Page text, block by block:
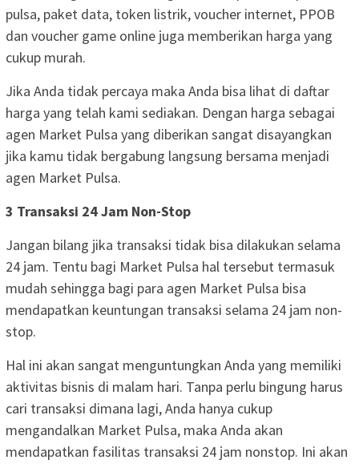
pulsa, paket data, token listrik, voucher internet, PPOB
dan voucher game online juga memberikan harga yang
cukup murah.
Jika Anda tidak percaya maka Anda bisa lihat di daftar
harga yang telah kami sediakan. Dengan harga sebagai
agen Market Pulsa yang diberikan sangat disayangkan
jika kamu tidak bergabung langsung bersama menjadi
agen Market Pulsa.
3 Transaksi 24 Jam Non-Stop
Jangan bilang jika transaksi tidak bisa dilakukan selama
24 jam. Tentu bagi Market Pulsa hal tersebut termasuk
mudah sehingga bagi para agen Market Pulsa bisa
mendapatkan keuntungan transaksi selama 24 jam non-
stop.
Hal ini akan sangat menguntungkan Anda yang memiliki
aktivitas bisnis di malam hari. Tanpa perlu bingung harus
cari transaksi dimana lagi, Anda hanya cukup
mengandalkan Market Pulsa, maka Anda akan
mendapatkan fasilitas transaksi 24 jam nonstop. Ini akan